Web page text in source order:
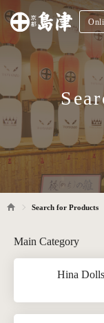
Search for Products
Main Category
Hina Dolls